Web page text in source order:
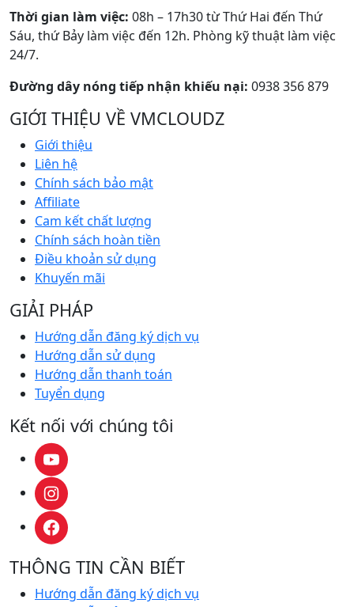
Thời gian làm việc: 08h – 17h30 từ Thứ Hai đến Thứ
Sáu, thứ Bảy làm việc đến 12h. Phòng kỹ thuật làm việc
24/7.
Đường dây nóng tiếp nhận khiếu nại: 0938 356 879
GIỚI THIỆU VỀ VMCLOUDZ
Giới thiệu
Liên hệ
Chính sách bảo mật
Affiliate
Cam kết chất lượng
Chính sách hoàn tiền
Điều khoản sử dụng
Khuyến mãi
GIẢI PHÁP
Hướng dẫn đăng ký dịch vụ
Hướng dẫn sử dụng
Hướng dẫn thanh toán
Tuyển dụng
Kết nối với chúng tôi
THÔNG TIN CẦN BIẾT
Hướng dẫn đăng ký dịch vụ